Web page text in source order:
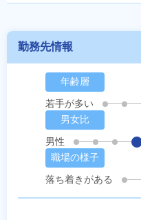
勤務先情報
年齢層
若手が多い
男女比
男性
職場の様子
落ち着きがある